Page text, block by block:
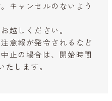
キャンセルのないよう
越しください。
意報が発令されるなど
止の場合は、開始時間
たします。